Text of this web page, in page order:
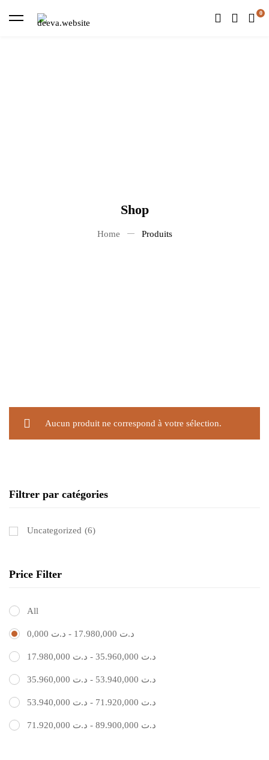
Shop
Home Produits
Filtrer par catégories
Uncategorized (6)
Price Filter
All
د.ت - د.ت
د.ت - د.ت
د.ت - د.ت
د.ت - د.ت
د.ت - د.ت
Aucun produit ne correspond à votre sélection.